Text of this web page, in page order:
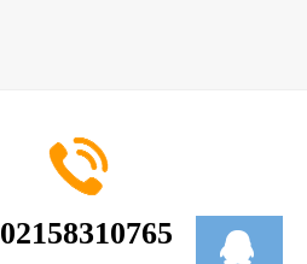
02158310765